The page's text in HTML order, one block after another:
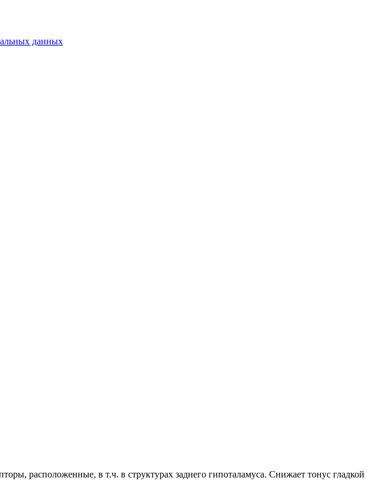
данных
расположенные, в т.ч. в структурах заднего гипоталамуса. Снижает тонус гладкой